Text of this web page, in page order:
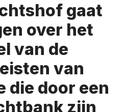
gaat
over het
van de
van
die door een
zijn